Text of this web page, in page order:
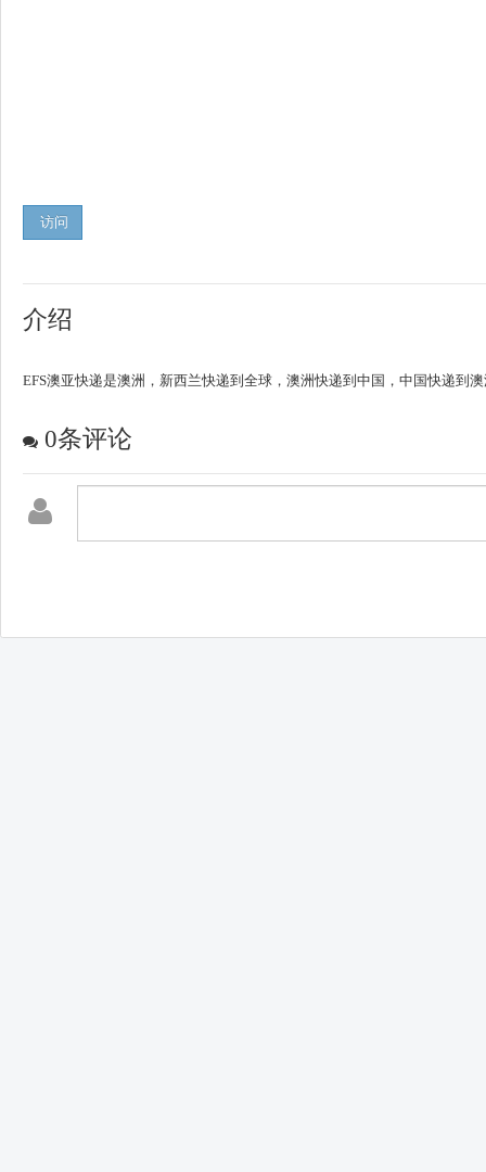
访问
介绍
EFS澳亚快递是澳洲，新西兰快递到全球，澳洲快递到中国，中国快递到
0条评论